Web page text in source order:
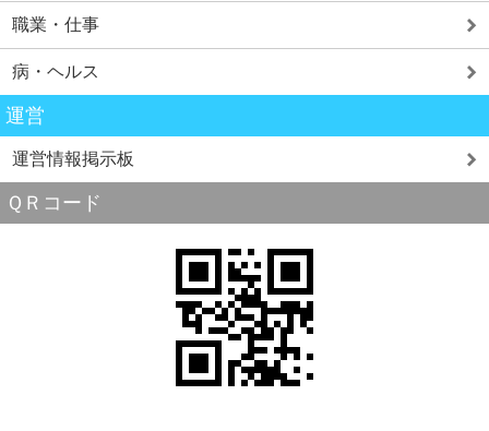
職業・仕事
病・ヘルス
運営
運営情報掲示板
ＱＲコード